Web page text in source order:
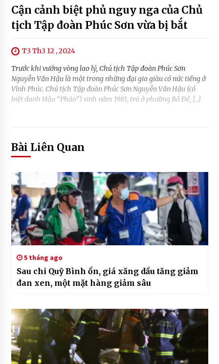
Cận cảnh biệt phủ nguy nga của Chủ
tịch Tập đoàn Phúc Sơn vừa bị bắt
T3 Th3 12 , 2024
Trước khi vướng vòng lao lý, Chủ tịch Tập đoàn Phúc Sơn
Nguyễn Văn Hậu là một trong những đại gia giàu có nức tiếng ở
Vĩnh Phúc. Chủ tịch Tập đoàn Phúc Sơn Nguyễn Văn Hậu (có
biệt danh Hậu “Pháo”) sinh năm 1981, trú ở phường Bồ Đề, […]
Bài Liên Quan
5 tháng ago
Sau chi Quỹ Bình ổn, giá xăng dầu tăng giảm
đan xen, một mặt hàng giảm sâu